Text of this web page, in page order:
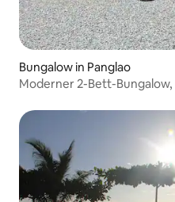
Bungalow in Panglao
Moderner 2-Bett-